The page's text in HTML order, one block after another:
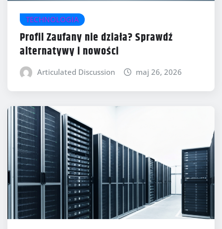
TECHNOLOGIA
Profil Zaufany nie działa? Sprawdź
alternatywy i nowości
Articulated Discussion maj 26, 2026